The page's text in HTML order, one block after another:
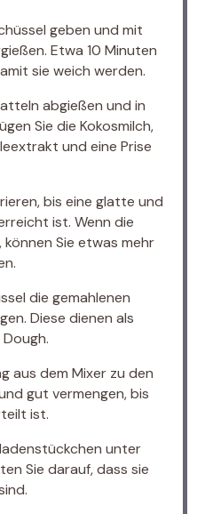
geben und mit
Etwa 10 Minuten
sie weich werden.
abgießen und in
Sie die Kokosmilch,
und eine Prise
bis eine glatte und
ist. Wenn die
Sie etwas mehr
die gemahlenen
Diese dienen als
aus dem Mixer zu den
gut vermengen, bis
ist.
unter
Sie darauf, dass sie